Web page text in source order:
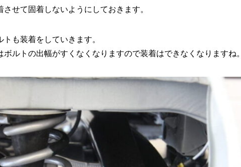
せて固着しないようにしておきます。
も装着をしていきます。
ルトの出幅がすくなくなりますので装着はできなくなりますね。